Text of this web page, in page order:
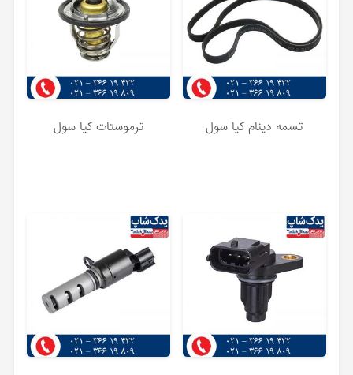
تسمه دینام کیا سول ترموستات کیا سول